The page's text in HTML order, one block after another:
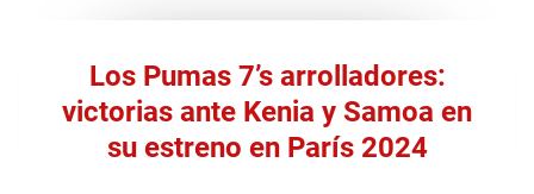
Los Pumas 7’s arrolladores:
victorias ante Kenia y Samoa en
su estreno en París 2024